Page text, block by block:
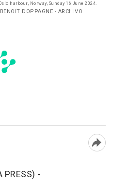
harbour, Norway, Sunday 16 June 2024.
DOPPAGNE - ARCHIVO
PRESS) -